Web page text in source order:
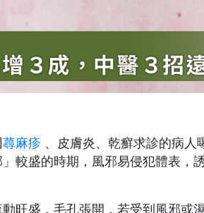
蕁麻疹 、皮膚炎、乾癬求診的病人
較盛的時期，風邪易侵犯體表，
旺盛，毛孔張開，若受到風邪或